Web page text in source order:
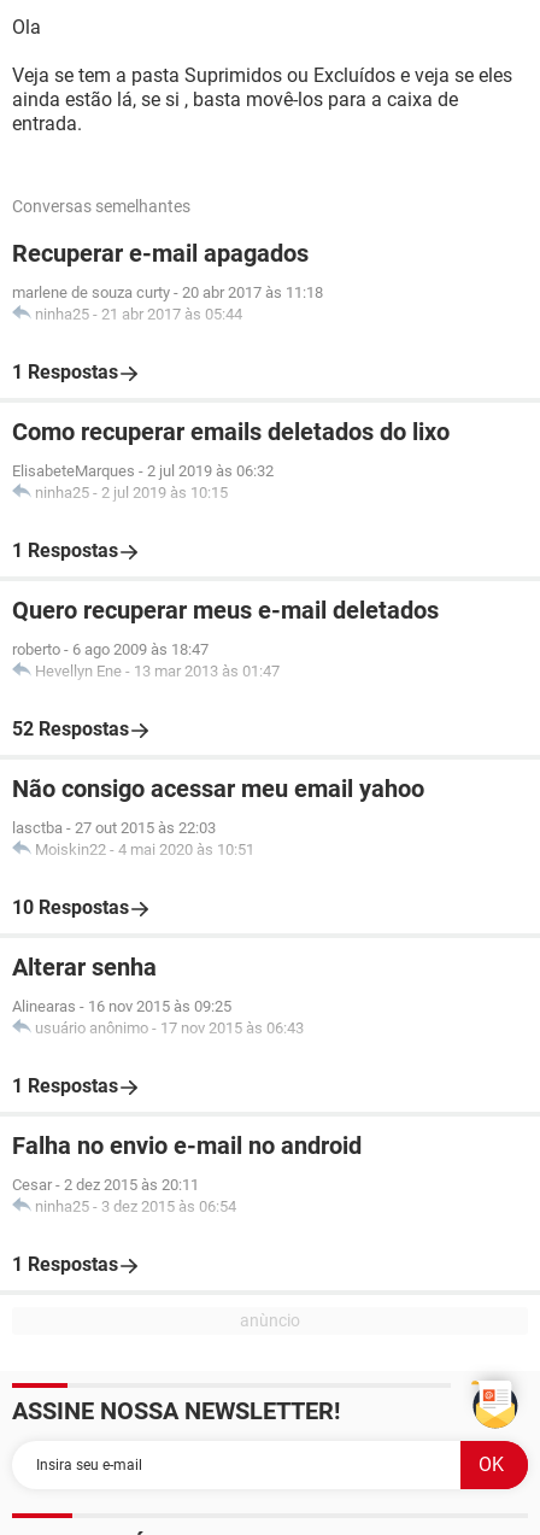
Ola
Veja se tem a pasta Suprimidos ou Excluídos e veja se eles
ainda estão lá, se si , basta movê-los para a caixa de
entrada.
Conversas semelhantes
Recuperar e-mail apagados
marlene de souza curty - 20 abr 2017 às 11:18
ninha25 - 21 abr 2017 às 05:44
1 Respostas
Como recuperar emails deletados do lixo
ElisabeteMarques - 2 jul 2019 às 06:32
ninha25 - 2 jul 2019 às 10:15
1 Respostas
Quero recuperar meus e-mail deletados
roberto - 6 ago 2009 às 18:47
Hevellyn Ene - 13 mar 2013 às 01:47
52 Respostas
Não consigo acessar meu email yahoo
lasctba - 27 out 2015 às 22:03
Moiskin22 - 4 mai 2020 às 10:51
10 Respostas
Alterar senha
Alinearas - 16 nov 2015 às 09:25
usuário anônimo - 17 nov 2015 às 06:43
1 Respostas
Falha no envio e-mail no android
Cesar - 2 dez 2015 às 20:11
ninha25 - 3 dez 2015 às 06:54
1 Respostas
ASSINE NOSSA NEWSLETTER!